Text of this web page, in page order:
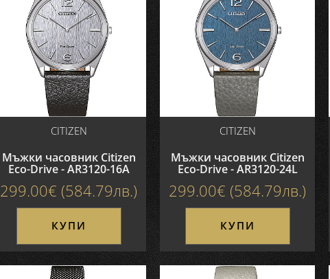
CITIZEN
Мъжки часовник Citizen
Eco-Drive - AR3120-16A
299.00€ (584.79лв.)
КУПИ
CITIZEN
Мъжки часовник Citizen
Eco-Drive - AR3120-24L
299.00€ (584.79лв.)
КУПИ